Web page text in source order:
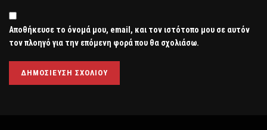
Αποθήκευσε το όνομά μου, email, και τον ιστότοπο μου σε αυτόν
τον πλοηγό για την επόμενη φορά που θα σχολιάσω.